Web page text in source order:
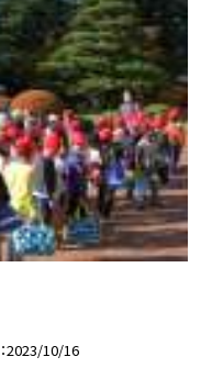
2023/10/16